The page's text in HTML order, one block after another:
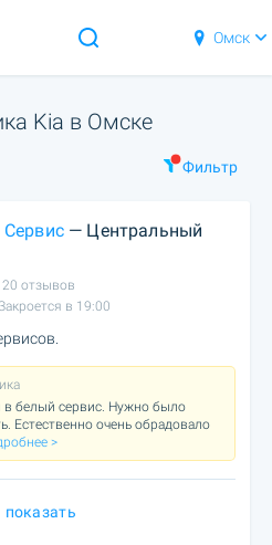
Омск
Kia в Омске
Фильтр
— Центральный
20 отзывов
в 19:00
в белый сервис. Нужно было
Естественно очень обрадовало
>
показать